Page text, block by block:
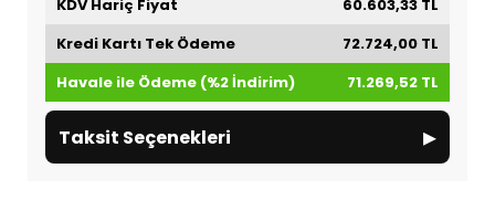
KDV Hariç Fiyat
60.603,33 TL
Kredi Kartı Tek Ödeme
72.724,00 TL
Havale ile Ödeme (%2 İndirim)
71.269,52 TL
Taksit Seçenekleri ▸